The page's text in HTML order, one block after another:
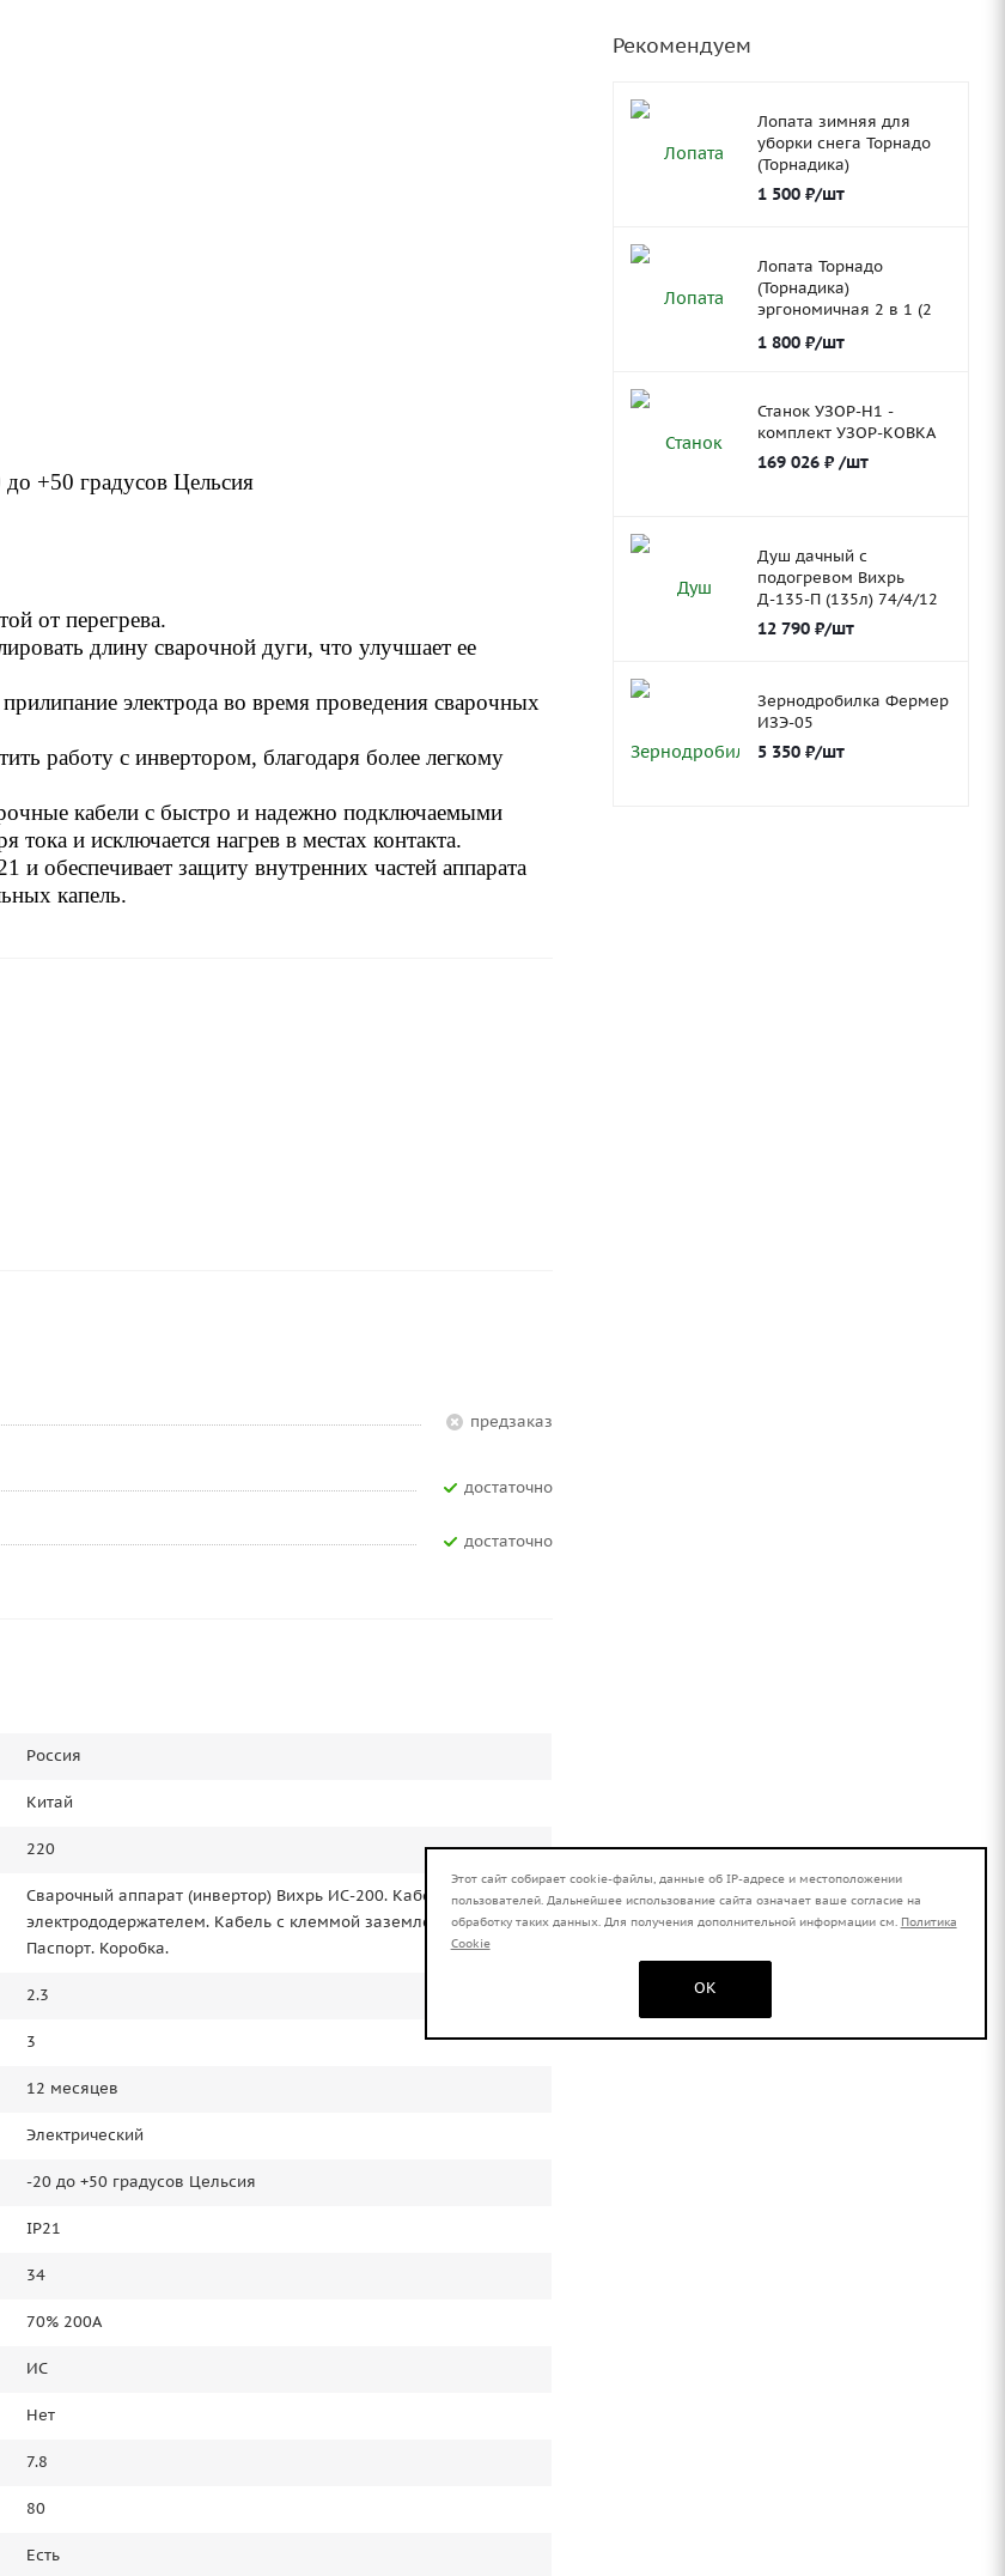
+50 градусов Цельсия
от перегрева.
длину сварочной дуги, что улучшает ее
электрода во время проведения сварочных
работу с инвертором, благодаря более легкому
кабели с быстро и надежно подключаемыми
и исключается нагрев в местах контакта.
и обеспечивает защиту внутренних частей аппарата
капель.
Предзаказ
Достаточно
Достаточно
Россия
Китай
220
Сварочный аппарат (инвертор) Вихрь ИС-200. Кабель с
электрододержателем. Кабель с клеммой заземления.
Паспорт. Коробка.
2.3
3
12 месяцев
Электрический
-20 до +50 градусов Цельсия
IP21
34
70% 200А
ИС
Нет
7.8
80
Есть
Рекомендуем
Лопата зимняя для
уборки снега Торнадо
(Торнадика)
1 500₽/шт
Лопата Торнадо
(Торнадика)
эргономичная 2 в 1 (2
1 800₽/шт
Станок УЗОР-Н1 -
комплект УЗОР-КОВКА
169 026₽ /шт
Душ дачный с
подогревом Вихрь
Д-135-П (135л) 74/4/12
12 790₽/шт
Зернодробилка Фермер
ИЗЭ-05
5 350₽/шт
Этот сайт собирает cookie-файлы, данные об IP-адресе и местоположении
пользователей. Дальнейшее использование сайта означает ваше согласие на
обработку таких данных. Для получения дополнительной информации см. Политика
Cookie
OK